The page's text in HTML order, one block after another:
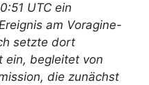
UTC ein
am Voragine-
setzte dort
ein, begleitet von
die zunächst